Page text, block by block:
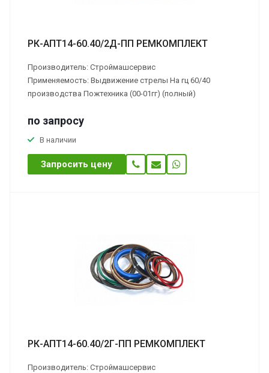
РК-АПТ14-60.40/2Д-ПП РЕМКОМПЛЕКТ
Производитель: Строймашсервис
Применяемость: Выдвижение стрелы На гц 60/40
производства Пожтехника (00-01гг) (полный)
по запросу
В наличии
Запросить цену
РК-АПТ14-60.40/2Г-ПП РЕМКОМПЛЕКТ
Производитель: Строймашсервис